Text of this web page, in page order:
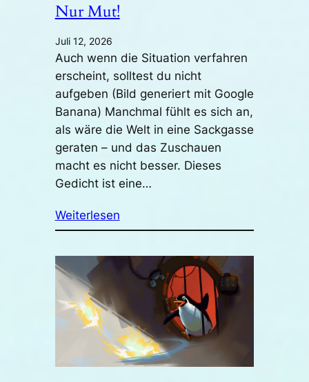
Nur Mut!
Juli 12, 2026
Auch wenn die Situation verfahren
erscheint, solltest du nicht
aufgeben (Bild generiert mit Google
Banana) Manchmal fühlt es sich an,
als wäre die Welt in eine Sackgasse
geraten – und das Zuschauen
macht es nicht besser. Dieses
Gedicht ist eine…
Weiterlesen